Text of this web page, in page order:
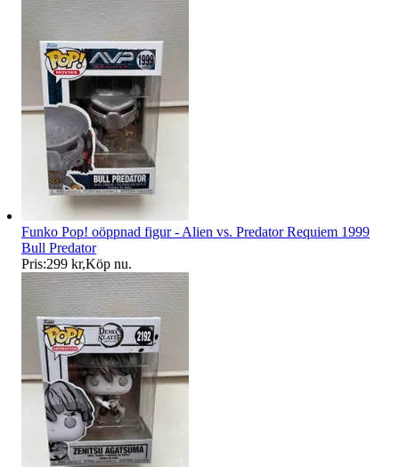
Funko Pop! oöppnad figur - Alien vs. Predator Requiem 1999
Bull Predator
Pris:299 kr,Köp nu.